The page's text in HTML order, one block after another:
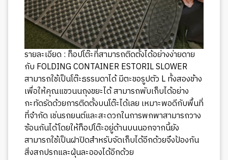
รายละเอียด : ท็อปโต๊ะที่สามารถติดตั้งได้อย่างง่ายดาย
กับ FOLDING CONTAINER ESTORIL SLOWER
สามารถใช้เป็นโต๊ะธรรมดาได้ มีตะขอรูปตัว L ทั้งสองข้าง
เพื่อให้คุณแขวนนถุงขยะได้ สามารถพับเก็บได้อย่าง
กะทัดรัดด้วยการติดตั้งบนโต๊ะได้เลย เหมาะพอดีกับพื้นที่
ที่จำกัด เช่นรถยนต์และสะดวกในการพกพาสามารถวาง
ซ้อนกันได้โดยให้ท็อปโต๊ะอยู่ด้านบนนอกจากนี้ยัง
สามารถใช้เป็นฝาปิดสำหรับจัดเก็บได้อีกด้วยจึงป้องกัน
สิ่งสกปรกและฝุ่นละอองได้อีกด้วย